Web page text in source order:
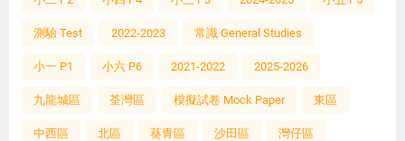
測驗 Test 2022-2023 常識 General Studies
小一 P1 小六 P6 2021-2022 2025-2026
九龍城區 荃灣區 模擬試卷 Mock Paper 東區
中西區 北區 葵青區 沙田區 灣仔區